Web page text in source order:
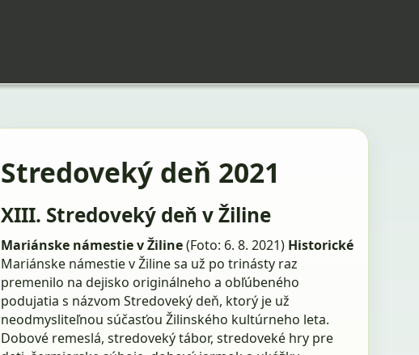
Stredoveký deň 2021
XIII. Stredoveký deň v Žiline
Mariánske námestie v Žiline(Foto: 6. 8. 2021) Historické
Mariánske námestie v Žiline sa už po trinásty raz
premenilo na dejisko originálneho a obľúbeného
podujatia s názvom Stredoveký deň, ktorý je už
neodmysliteľnou súčasťou Žilinského kultúrneho leta.
Dobové remeslá, stredoveký tábor, stredoveké hry pre